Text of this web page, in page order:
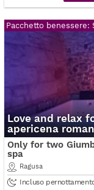
Pacchetto benessere:
Love and relax
apericena
Only for two
spa
Ragusa
Incluso